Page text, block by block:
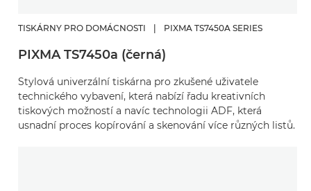
TISKÁRNY PRO DOMÁCNOSTI PIXMA TS7450A SERIES
PIXMA TS7450a (černá)
Stylová univerzální tiskárna pro zkušené uživatele
technického vybavení, která nabízí řadu kreativních
tiskových možností a navíc technologii ADF, která
usnadní proces kopírování a skenování více různých listů.